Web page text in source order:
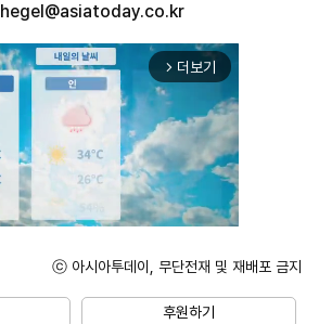
hegel@asiatoday.co.kr
arrow_forward_ios 더보기
ⓒ 아시아투데이, 무단전재 및 재배포 금지
후원하기